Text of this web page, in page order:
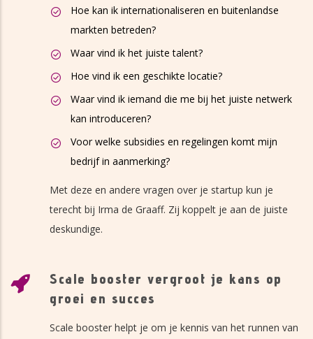
Hoe kan ik internationaliseren en buitenlandse
markten betreden?
Waar vind ik het juiste talent?
Hoe vind ik een geschikte locatie?
Waar vind ik iemand die me bij het juiste netwerk
kan introduceren?
Voor welke subsidies en regelingen komt mijn
bedrijf in aanmerking?
Met deze en andere vragen over je startup kun je
terecht bij Irma de Graaff. Zij koppelt je aan de juiste
deskundige.
Scale booster vergroot je kans op
groei en succes
Scale booster helpt je om je kennis van het runnen van